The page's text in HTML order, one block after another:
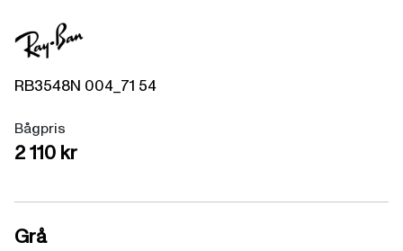
RB3548N 004_71 54
Bågpris
2 110 kr
Grå